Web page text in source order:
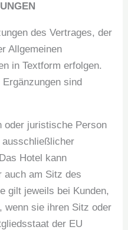
des Vertrages, der
Allgemeinen
in Textform erfolgen.
sind
oder juristische Person
Hotel kann
auch am Sitz des
gilt jeweils bei Kunden,
wenn sie ihren Sitz oder
der EU